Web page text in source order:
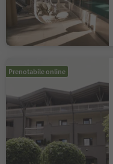
Prenotabile online